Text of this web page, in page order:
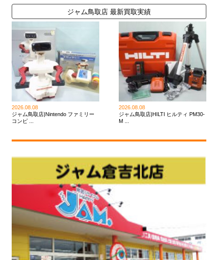
ジャム鳥取店 最新買取実績
2026.08.08
ジャム鳥取店|Nintendo ファミリー
コンピ ...
2026.08.08
ジャム鳥取店|HILTI ヒルティ PM30-
M ...